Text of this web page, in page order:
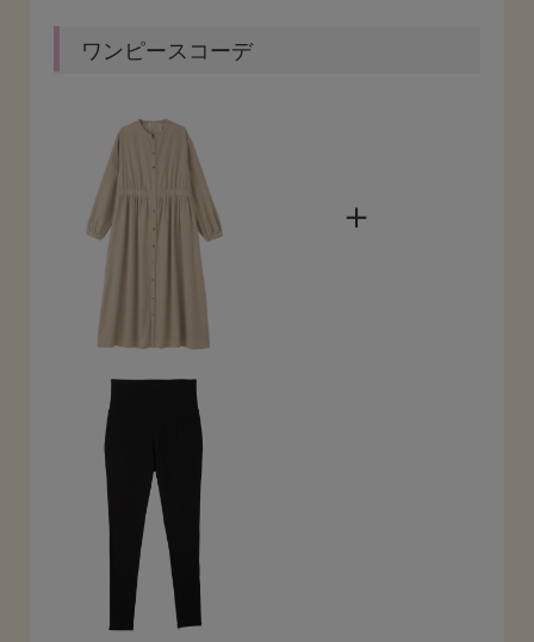
ワンピースコーデ
＋